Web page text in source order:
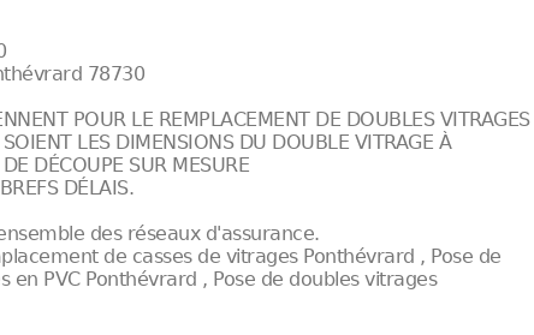
78730
POUR LE REMPLACEMENT DE DOUBLES VITRAGES
LES DIMENSIONS DU DOUBLE VITRAGE À
DÉCOUPE SUR MESURE
DÉLAIS.
des réseaux d'assurance.
de casses de vitrages Ponthévrard , Pose de
PVC Ponthévrard , Pose de doubles vitrages